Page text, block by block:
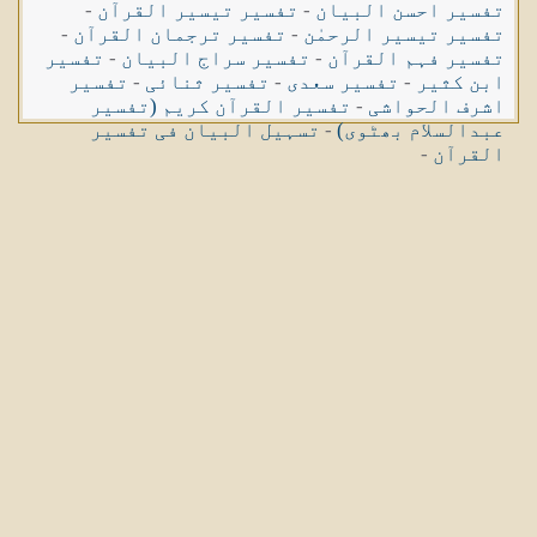
تفسیر احسن البیان - تفسیر تیسیر القرآن -
تفسیر تیسیر الرحمٰن - تفسیر ترجمان القرآن -
تفسیر فہم القرآن - تفسیر سراج البیان - تفسیر
ابن کثیر - تفسیر سعدی - تفسیر ثنائی - تفسیر
اشرف الحواشی - تفسیر القرآن کریم (تفسیر
عبدالسلام بھٹوی)-تسہیل البیان فی تفسیر
القرآن -